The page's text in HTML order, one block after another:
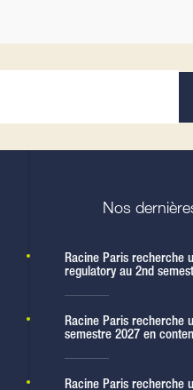
Nos
Racine Paris recherche
regulatory au 2nd
Racine Paris recherche
semestre 2027 en
Racine Paris recherche